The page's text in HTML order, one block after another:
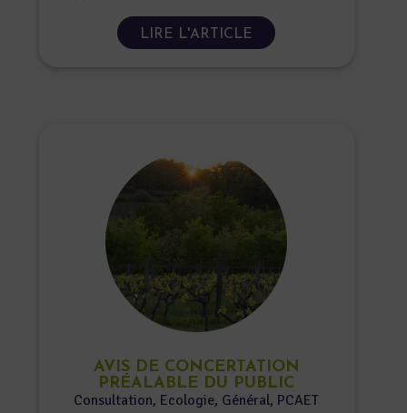
AVIS DE CONCERTATION
PRÉALABLE DU PUBLIC
Consultation, Ecologie, Général, PCAET